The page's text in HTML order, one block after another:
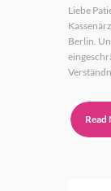
Liebe
Berlin.
Read